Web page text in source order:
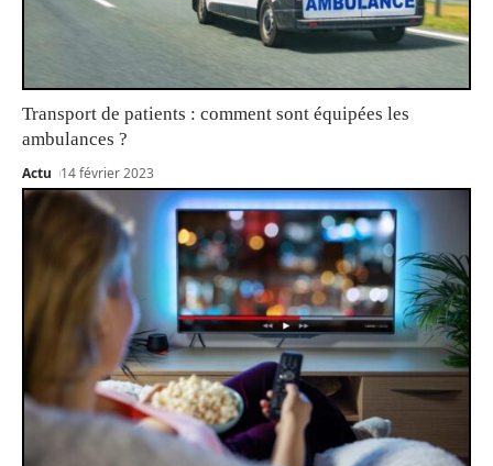
Transport de patients : comment sont équipées les
ambulances ?
Actu 14 février 2023